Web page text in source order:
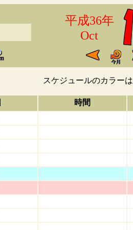
平成36年
Oct
スケジュールのカラーは
時間